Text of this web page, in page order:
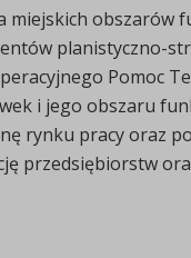
obszarów
planistyczno-
Pomoc
i jego obszaru
rynku pracy oraz
przedsiębiorstw